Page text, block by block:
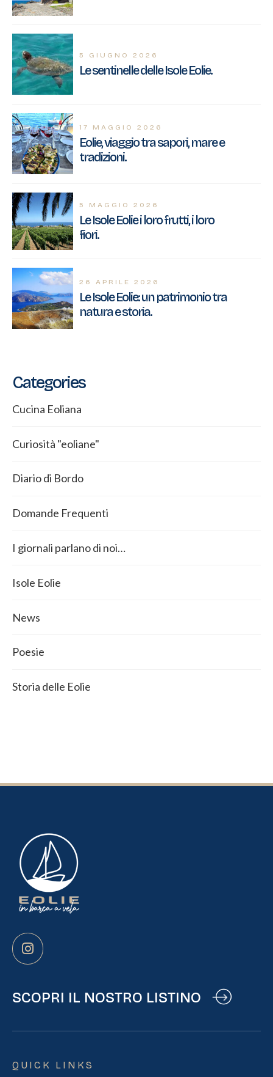
5 GIUGNO 2026
Le sentinelle delle Isole Eolie.
17 MAGGIO 2026
Eolie, viaggio tra sapori, mare e
tradizioni.
5 MAGGIO 2026
Le Isole Eolie i loro frutti, i loro
fiori.
26 APRILE 2026
Le Isole Eolie: un patrimonio tra
natura e storia.
Categories
Cucina Eoliana
Curiosità "eoliane"
Diario di Bordo
Domande Frequenti
I giornali parlano di noi…
Isole Eolie
News
Poesie
Storia delle Eolie
SCOPRI IL NOSTRO LISTINO
QUICK LINKS